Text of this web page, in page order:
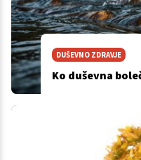
DUŠEVNO ZDRAVJE
Ko duševna